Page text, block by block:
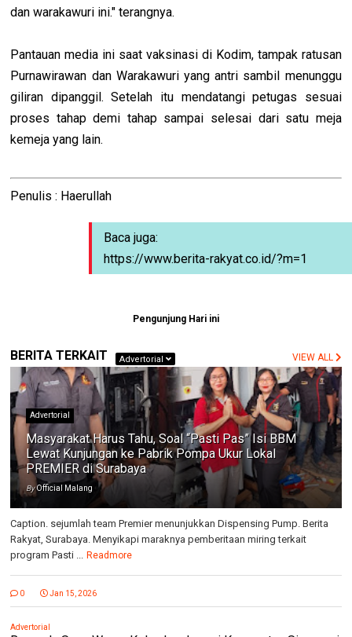
dan warakawuri ini." terangnya.
Pantauan media ini saat vaksinasi di Kodim, tampak ratusan
Purnawirawan dan Warakawuri yang antri sambil menunggu
giliran dipanggil. Setelah itu mendatangi petugas sesuai
proses tahap demi tahap sampai selesai dari satu meja
kemeja yang lain.
Penulis : Haerullah
Baca juga:
https://www.berita-rakyat.co.id/?m=1
Pengunjung Hari ini
BERITA TERKAIT Advertorial VIEW ALL
Advertorial
Masyarakat Harus Tahu, Soal “Pasti Pas” Isi BBM
Lewat Kunjungan ke Pabrik Pompa Ukur Lokal
PREMIER di Surabaya
ByOfficial Malang
Caption. sejumlah team Premier menunjukkan Dispensing Pump. Berita
Rakyat, Surabaya. Menyikapi maraknya pemberitaan miring terkait
program Pasti ... Readmore
0 Jan 15, 2026
Advertorial